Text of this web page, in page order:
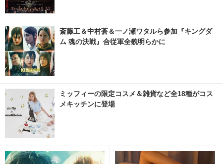
斎藤工＆中村蒼＆一ノ瀬ワタルら参加『キングダ
ム 魂の決戦』合従軍全貌明らかに
ミッフィーの限定コスメ＆雑貨など全18種がコス
メキッチンに登場